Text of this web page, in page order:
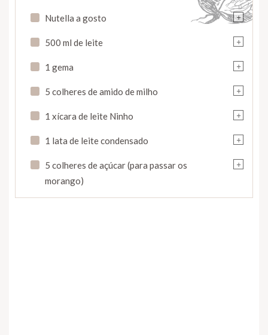
+
Nutella a gosto
+
500 ml de leite
+
1 gema
+
5 colheres de amido de milho
+
1 xícara de leite Ninho
+
1 lata de leite condensado
+
5 colheres de açúcar (para passar os
morango)